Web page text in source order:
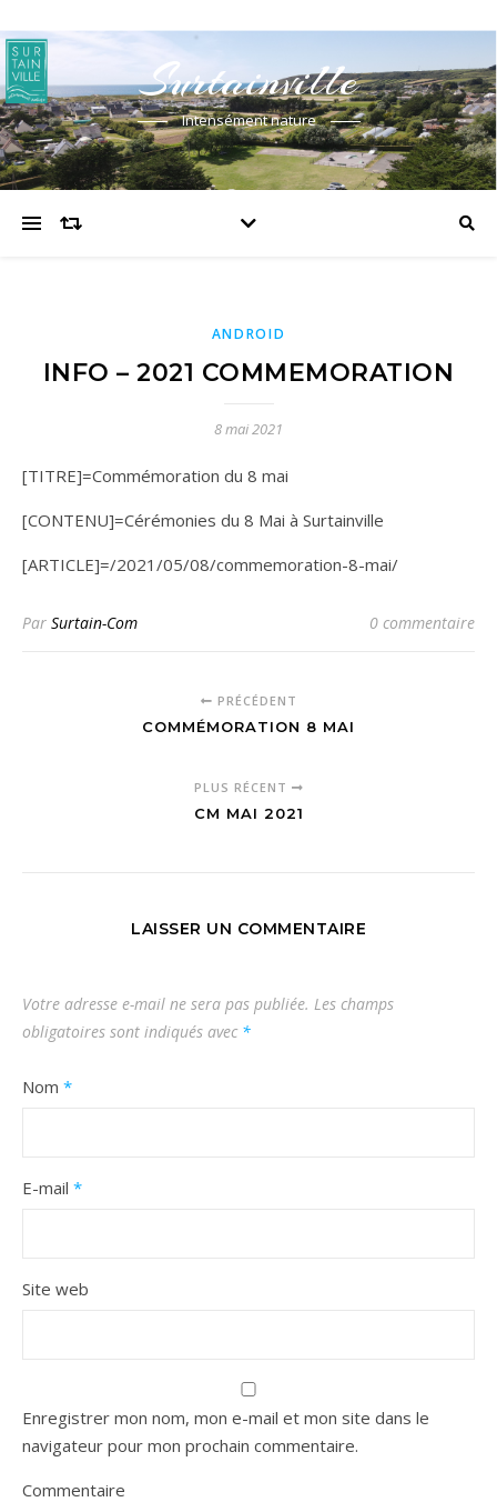
Surtainville
Intensément nature
ANDROID
INFO – 2021 COMMEMORATION
8 mai 2021
[TITRE]=Commémoration du 8 mai
[CONTENU]=Cérémonies du 8 Mai à Surtainville
[ARTICLE]=/2021/05/08/commemoration-8-mai/
Par Surtain-Com 0 commentaire
PRÉCÉDENT
COMMÉMORATION 8 MAI
PLUS RÉCENT
CM MAI 2021
LAISSER UN COMMENTAIRE
Votre adresse e-mail ne sera pas publiée. Les champs
obligatoires sont indiqués avec *
Nom *
E-mail *
Site web
Enregistrer mon nom, mon e-mail et mon site dans le
navigateur pour mon prochain commentaire.
Commentaire